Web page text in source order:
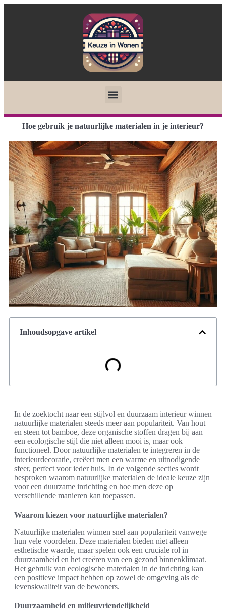
Hoe gebruik je natuurlijke materialen in je interieur?
Inhoudsopgave artikel
In de zoektocht naar een stijlvol en duurzaam interieur winnen
natuurlijke materialen steeds meer aan populariteit. Van hout
en steen tot bamboe, deze organische stoffen dragen bij aan
een ecologische stijl die niet alleen mooi is, maar ook
functioneel. Door natuurlijke materialen te integreren in de
interieurdecoratie, creëert men een warme en uitnodigende
sfeer, perfect voor ieder huis. In de volgende secties wordt
besproken waarom natuurlijke materialen de ideale keuze zijn
voor een duurzame inrichting en hoe men deze op
verschillende manieren kan toepassen.
Waarom kiezen voor natuurlijke materialen?
Natuurlijke materialen winnen snel aan populariteit vanwege
hun vele voordelen. Deze materialen bieden niet alleen
esthetische waarde, maar spelen ook een cruciale rol in
duurzaamheid en het creëren van een gezond binnenklimaat.
Het gebruik van ecologische materialen in de inrichting kan
een positieve impact hebben op zowel de omgeving als de
levenskwaliteit van de bewoners.
Duurzaamheid en milieuvriendelijkheid